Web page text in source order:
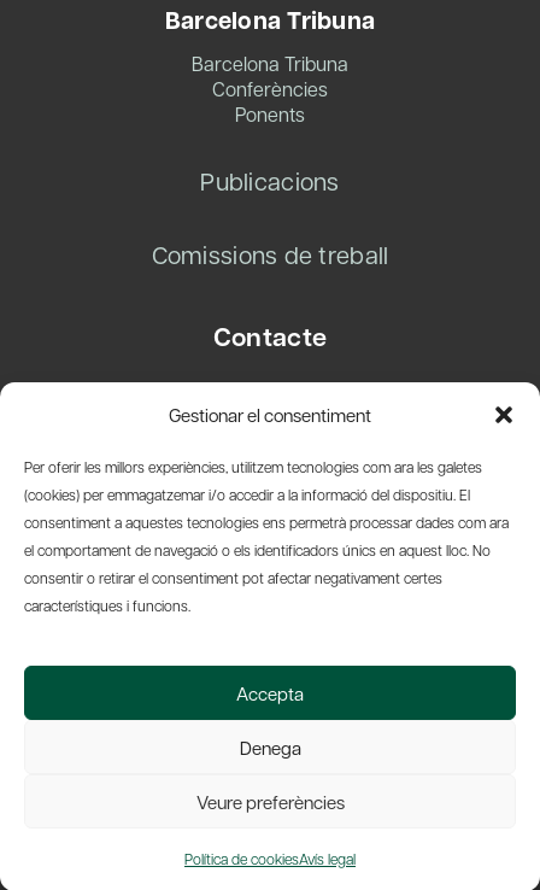
Gestionar el consentiment
Per oferir les millors experiències, utilitzem tecnologies com ara les galetes
(cookies) per emmagatzemar i/o accedir a la informació del dispositiu. El
consentiment a aquestes tecnologies ens permetrà processar dades com ara
el comportament de navegació o els identificadors únics en aquest lloc. No
consentir o retirar el consentiment pot afectar negativament certes
característiques i funcions.
Accepta
Denega
Veure preferències
Política de cookiesAvís legal
Barcelona Tribuna
Barcelona Tribuna
Conferències
Ponents
Publicacions
Comissions de treball
Contacte
08003 Barcelona
info@amicsdelpais.com
Suscripció Newsletter
© 2026 Societat Econòmica Barcelonesa d'Amics del País
Web by Ideamatic